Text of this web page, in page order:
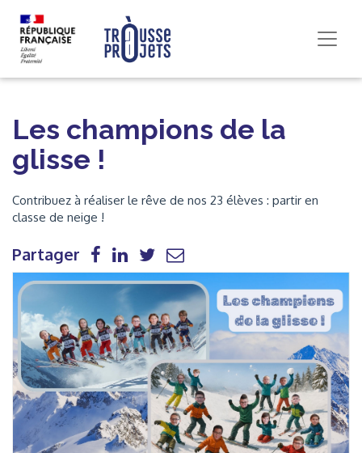
Les champions de la
glisse !
Contribuez à réaliser le rêve de nos 23 élèves : partir en
classe de neige !
Partager